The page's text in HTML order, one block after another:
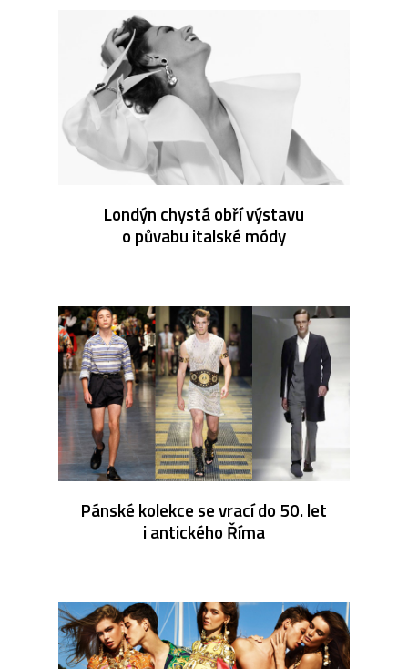
Londýn chystá obří výstavu
o půvabu italské módy
Pánské kolekce se vrací do 50. let
i antického Říma